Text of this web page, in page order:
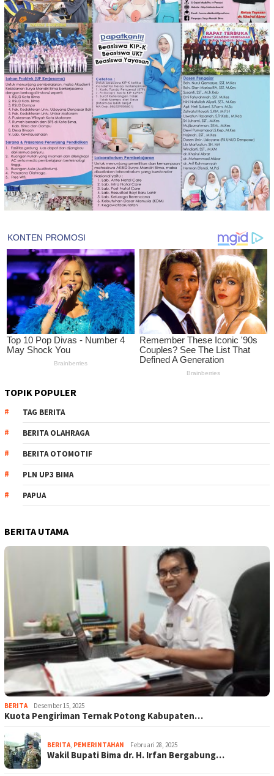
TOPIK POPULER
TAG BERITA
BERITA OLAHRAGA
BERITA OTOMOTIF
PLN UP3 BIMA
PAPUA
BERITA UTAMA
BERITA Desember 15, 2025
Kuota Pengiriman Ternak Potong Kabupaten…
BERITA PEMERINTAHAN Februari 28, 2025
Wakil Bupati Bima dr. H. Irfan Bergabung…